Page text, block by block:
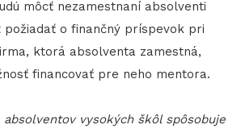
môcť nezamestnaní absolventi
o finančný príspevok pri
ktorá absolventa zamestná,
financovať pre neho mentora.
absolventov vysokých škôl spôsobuje